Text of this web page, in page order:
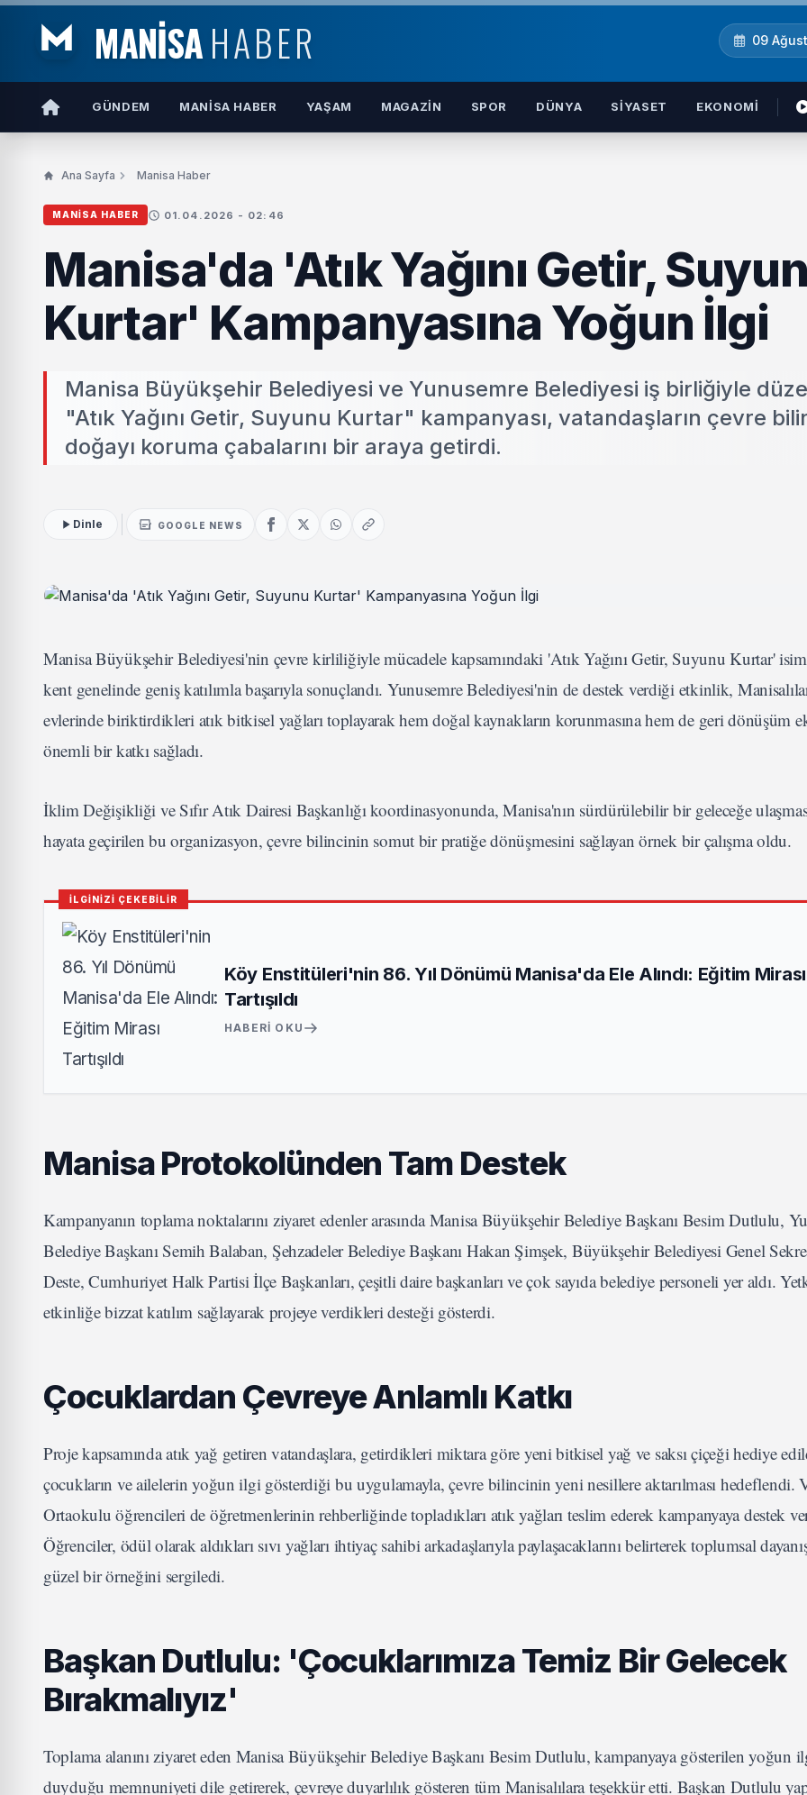
MANİSAHABER 09
GÜNDEM MANISA HABER YAŞAM MAGAZIN SPOR DÜNYA SIYASET EKONOMI
Ana Sayfa Manisa Haber
MANISA HABER 01.04.2026 - 02:46
Manisa'da 'Atık Yağını Getir,
Kurtar' Kampanyasına Yoğun İlgi
Manisa Büyükşehir Belediyesi ve Yunusemre Belediyesi iş birliğiyle
"Atık Yağını Getir, Suyunu Kurtar" kampanyası, vatandaşların çevre
doğayı koruma çabalarını bir araya getirdi.
Dinle GOOGLE NEWS
Manisa Büyükşehir Belediyesi'nin çevre kirliliğiyle mücadele kapsamındaki 'Atık Yağını Getir, Suyunu Kurtar'
kent genelinde geniş katılımla başarıyla sonuçlandı. Yunusemre Belediyesi'nin de destek verdiği etkinlik,
evlerinde biriktirdikleri atık bitkisel yağları toplayarak hem doğal kaynakların korunmasına hem de geri dönüşüm
önemli bir katkı sağladı.
İklim Değişikliği ve Sıfır Atık Dairesi Başkanlığı koordinasyonunda, Manisa'nın sürdürülebilir bir geleceğe
hayata geçirilen bu organizasyon, çevre bilincinin somut bir pratiğe dönüşmesini sağlayan örnek bir çalışma oldu.
İLGİNİZİ ÇEKEBİLİR
Köy Enstitüleri'nin 86. Yıl Dönümü Manisa'da Ele Alındı: Eğitim Mirası
Tartışıldı
HABERI OKU
Manisa Protokolünden Tam Destek
Kampanyanın toplama noktalarını ziyaret edenler arasında Manisa Büyükşehir Belediye Başkanı Besim Dutlulu,
Belediye Başkanı Semih Balaban, Şehzadeler Belediye Başkanı Hakan Şimşek, Büyükşehir Belediyesi Genel
Deste, Cumhuriyet Halk Partisi İlçe Başkanları, çeşitli daire başkanları ve çok sayıda belediye personeli yer aldı.
etkinliğe bizzat katılım sağlayarak projeye verdikleri desteği gösterdi.
Çocuklardan Çevreye Anlamlı Katkı
Proje kapsamında atık yağ getiren vatandaşlara, getirdikleri miktara göre yeni bitkisel yağ ve saksı çiçeği hediye
çocukların ve ailelerin yoğun ilgi gösterdiği bu uygulamayla, çevre bilincinin yeni nesillere aktarılması hedeflendi.
Ortaokulu öğrencileri de öğretmenlerinin rehberliğinde topladıkları atık yağları teslim ederek kampanyaya destek
Öğrenciler, ödül olarak aldıkları sıvı yağları ihtiyaç sahibi arkadaşlarıyla paylaşacaklarını belirterek toplumsal
güzel bir örneğini sergiledi.
Başkan Dutlulu: 'Çocuklarımıza Temiz Bir Gelecek
Bırakmalıyız'
Toplama alanını ziyaret eden Manisa Büyükşehir Belediye Başkanı Besim Dutlulu, kampanyaya gösterilen yoğun
duyduğu memnuniyeti dile getirerek, çevreye duyarlılık gösteren tüm Manisalılara teşekkür etti. Başkan Dutlulu